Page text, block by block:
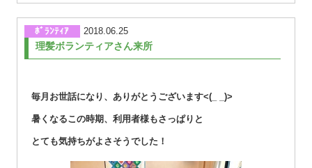
ﾎﾞﾗﾝﾃｨｱ 2018.06.25
理髪ボランティアさん来所
毎月お世話になり、ありがとうございます<(_ _)>
暑くなるこの時期、利用者様もさっぱりと
とても気持ちがよさそうでした！